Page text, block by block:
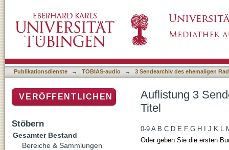
Publikationsdienste → TOBIAS-audio → 3 Sendearchiv des ehemaligen
Auflistung 3
Titel
0-9 A B C D E F G H J K L
Oder geben Sie die ersten
VERÖFFENTLICHEN
Stöbern
Gesamter Bestand
Bereiche & Sammlungen